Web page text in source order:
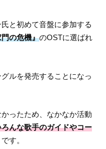
と初めて音盤に参加する
門の危機』のOSTに選ばれ
ルを発売することになっ
ったため、なかなか活動
ろんな歌手のガイドやコー
す。